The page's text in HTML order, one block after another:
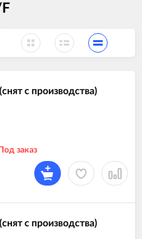
с производства)
заказ
с производства)